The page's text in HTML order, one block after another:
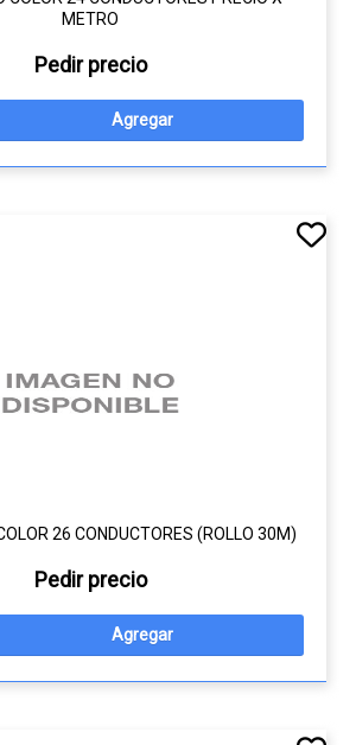
METRO
Pedir precio
26 CONDUCTORES (ROLLO 30M)
Pedir precio